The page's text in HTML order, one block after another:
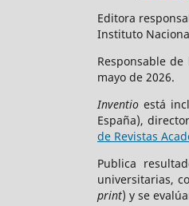
Editora
Instituto
Responsable
mayo de 2026.
Inventio está
España),
de Revistas
Publica
universitarias,
print) y se